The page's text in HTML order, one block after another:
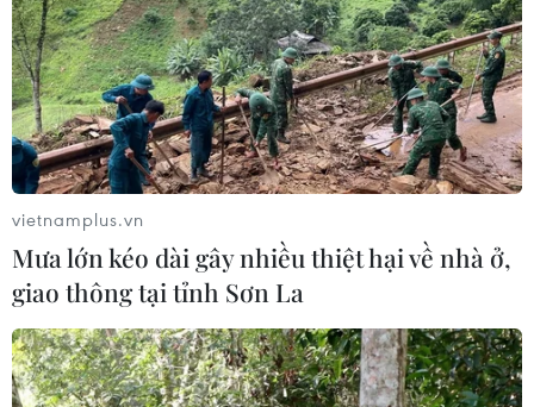
vietnamplus.vn
Mưa lớn kéo dài gây nhiều thiệt hại về nhà ở,
giao thông tại tỉnh Sơn La